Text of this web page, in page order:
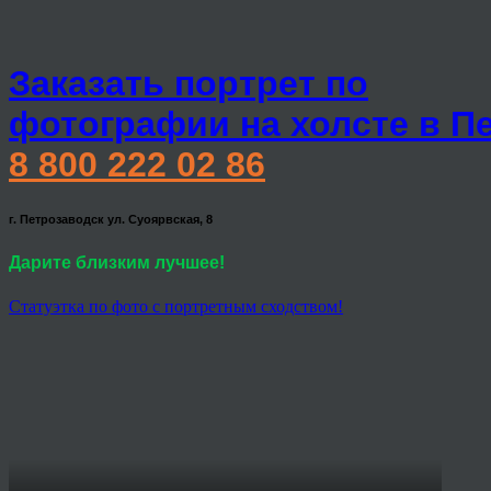
Заказать портрет по
фотографии на холсте в
8 800 222 02 86
г. Петрозаводск ул. Суоярвская, 8
Дарите близким лучшее!
Статуэтка по фото с портретным сходством!